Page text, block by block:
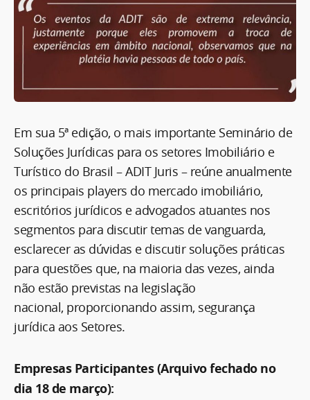
Em sua 5ª edição, o mais importante Seminário de
Soluções Jurídicas para os setores Imobiliário e
Turístico do Brasil – ADIT Juris – reúne anualmente
os principais players do mercado imobiliário,
escritórios jurídicos e advogados atuantes nos
segmentos para discutir temas de vanguarda,
esclarecer as dúvidas e discutir soluções práticas
para questões que, na maioria das vezes, ainda
não estão previstas na legislação
nacional, proporcionando assim, segurança
jurídica aos Setores.
Empresas Participantes (Arquivo fechado no
dia 18 de março):